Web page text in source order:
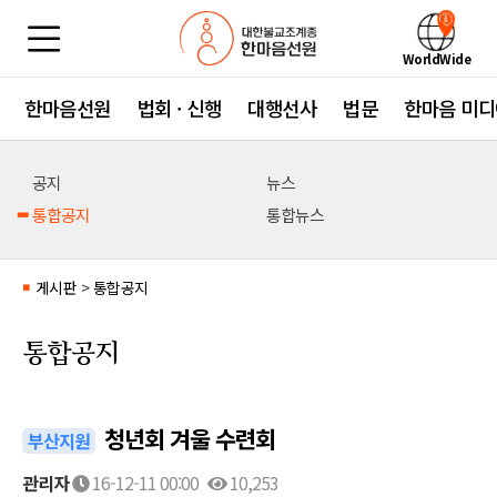
WorldWide
한마음선원 법회 · 신행 대행선사 법문 한마음 미
공지
뉴스
통합공지
통합뉴스
■ 게시판 > 통합공지
통합공지
부산지원 청년회 겨울 수련회
관리자 16-12-11 00:00 10,253